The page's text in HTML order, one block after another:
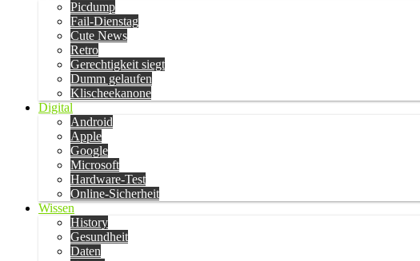
Picdump
Fail-Dienstag
Cute News
Retro
Gerechtigkeit siegt
Dumm gelaufen
Klischeekanone
Digital
Android
Apple
Google
Microsoft
Hardware-Test
Online-Sicherheit
Wissen
History
Gesundheit
Daten